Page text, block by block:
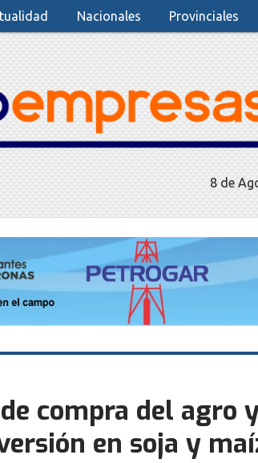
8 de
Nacionales Provinciales
compra del agro
en soja y